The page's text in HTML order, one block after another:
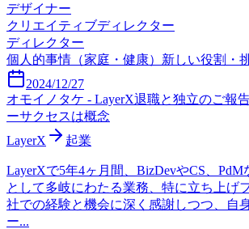
デザイナー
クリエイティブディレクター
ディレクター
個人的事情（家庭・健康） 新しい役割・
2024/12/27
オモイノタケ - LayerX退職と独立のご報
ーサクセスは概念
LayerX
起業
LayerXで5年4ヶ月間、BizDevやCS、PdM
として多岐にわたる業務、特に立ち上げ
社での経験と機会に深く感謝しつつ、自
ー...